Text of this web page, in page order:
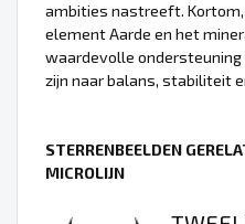
ambities nastreeft.
element Aarde en het
waardevolle ondersteuning
zijn naar balans, stabiliteit
STERRENBEELDEN
MICROLIJN